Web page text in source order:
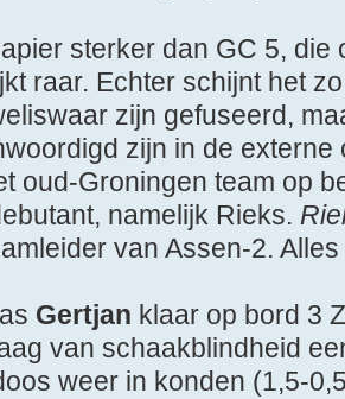
sterker dan GC 5, die
raar. Echter schijnt het
zijn gefuseerd,
zijn in de externe
oud-Groningen team op
namelijk Rieks.
van Assen-2.
Gertjan klaar op bord 3
van schaakblindheid
weer in konden (1,5-